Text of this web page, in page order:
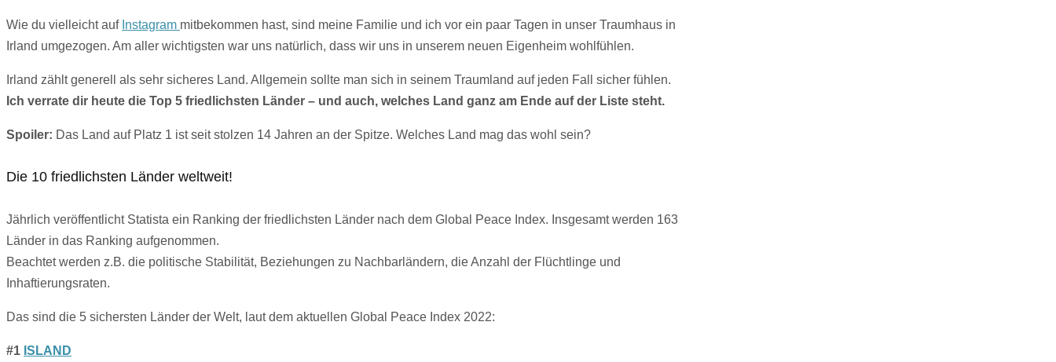
Wie du vielleicht auf Instagram mitbekommen hast, sind meine Familie und ich vor ein paar Tagen in unser Traumhaus in
Irland umgezogen. Am aller wichtigsten war uns natürlich, dass wir uns in unserem neuen Eigenheim wohlfühlen.
Irland zählt generell als sehr sicheres Land. Allgemein sollte man sich in seinem Traumland auf jeden Fall sicher fühlen.
Ich verrate dir heute die Top 5 friedlichsten Länder – und auch, welches Land ganz am Ende auf der Liste steht.
Spoiler: Das Land auf Platz 1 ist seit stolzen 14 Jahren an der Spitze. Welches Land mag das wohl sein?
Die 10 friedlichsten Länder weltweit!
Jährlich veröffentlicht Statista ein Ranking der friedlichsten Länder nach dem Global Peace Index. Insgesamt werden 163
Länder in das Ranking aufgenommen.
Beachtet werden z.B. die politische Stabilität, Beziehungen zu Nachbarländern, die Anzahl der Flüchtlinge und
Inhaftierungsraten.
Das sind die 5 sichersten Länder der Welt, laut dem aktuellen Global Peace Index 2022:
#1 ISLAND